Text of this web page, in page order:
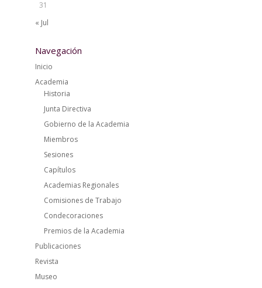
31
« Jul
Navegación
Inicio
Academia
Historia
Junta Directiva
Gobierno de la Academia
Miembros
Sesiones
Capítulos
Academias Regionales
Comisiones de Trabajo
Condecoraciones
Premios de la Academia
Publicaciones
Revista
Museo